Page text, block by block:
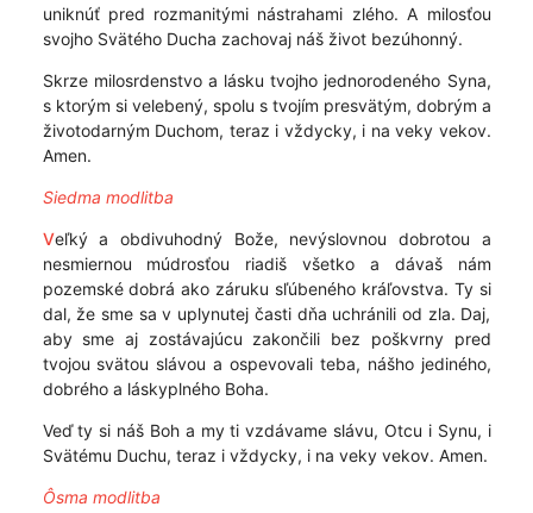
uniknúť pred rozmanitými nástrahami zlého. A milosťou
svojho Svätého Ducha zachovaj náš život bezúhonný.
Skrze milosrdenstvo a lásku tvojho jednorodeného Syna,
s ktorým si velebený, spolu s tvojím presvätým, dobrým a
životodarným Duchom, teraz i vždycky, i na veky vekov.
Amen.
Siedma modlitba
Veľký a obdivuhodný Bože, nevýslovnou dobrotou a
nesmiernou múdrosťou riadiš všetko a dávaš nám
pozemské dobrá ako záruku sľúbeného kráľovstva. Ty si
dal, že sme sa v uplynutej časti dňa uchránili od zla. Daj,
aby sme aj zostávajúcu zakončili bez poškvrny pred
tvojou svätou slávou a ospevovali teba, nášho jediného,
dobrého a láskyplného Boha.
Veď ty si náš Boh a my ti vzdávame slávu, Otcu i Synu, i
Svätému Duchu, teraz i vždycky, i na veky vekov. Amen.
Ôsma modlitba